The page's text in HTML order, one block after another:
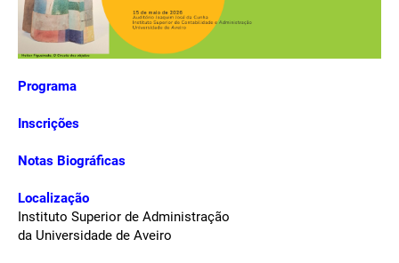
Programa
Inscrições
Notas Biográficas
Localização
Instituto Superior de Administração
da Universidade de Aveiro